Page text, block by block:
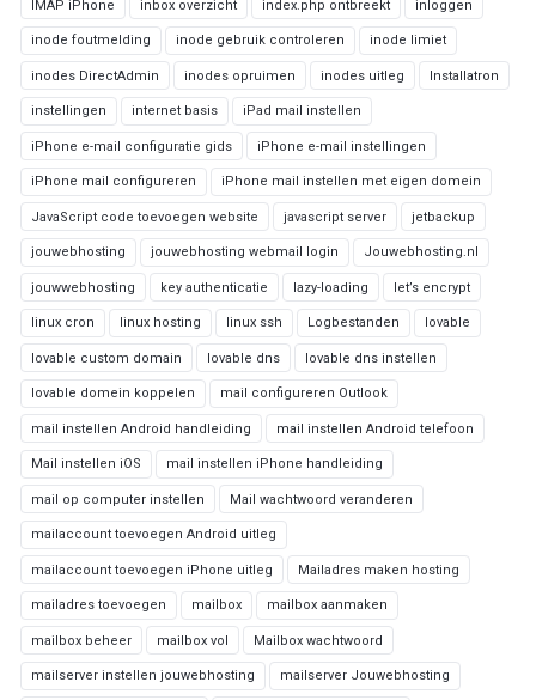
IMAP iPhone inbox overzicht index.php ontbreekt inloggen
inode foutmelding inode gebruik controleren inode limiet
inodes DirectAdmin inodes opruimen inodes uitleg Installatron
instellingen internet basis iPad mail instellen
iPhone e-mail configuratie gids iPhone e-mail instellingen
iPhone mail configureren iPhone mail instellen met eigen domein
JavaScript code toevoegen website javascript server jetbackup
jouwebhosting jouwebhosting webmail login Jouwebhosting.nl
jouwwebhosting key authenticatie lazy-loading let’s encrypt
linux cron linux hosting linux ssh Logbestanden lovable
lovable custom domain lovable dns lovable dns instellen
lovable domein koppelen mail configureren Outlook
mail instellen Android handleiding mail instellen Android telefoon
Mail instellen iOS mail instellen iPhone handleiding
mail op computer instellen Mail wachtwoord veranderen
mailaccount toevoegen Android uitleg
mailaccount toevoegen iPhone uitleg Mailadres maken hosting
mailadres toevoegen mailbox mailbox aanmaken
mailbox beheer mailbox vol Mailbox wachtwoord
mailserver instellen jouwebhosting mailserver Jouwebhosting